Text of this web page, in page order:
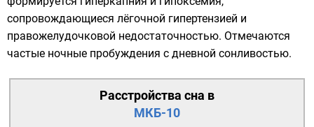
сопровождающиеся лёгочной гипертензией и
правожелудочковой недостаточностью. Отмечаются
частые ночные пробуждения с дневной сонливостью.
Расстройства сна в
МКБ-10